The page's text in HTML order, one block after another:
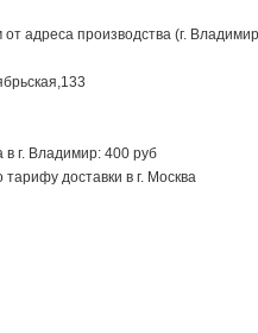
адреса производства (г.
г. Владимир: 400 руб
доставки в г. Москва